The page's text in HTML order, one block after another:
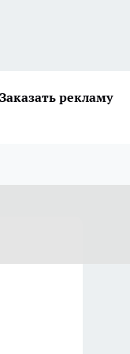
Заказать рекламу